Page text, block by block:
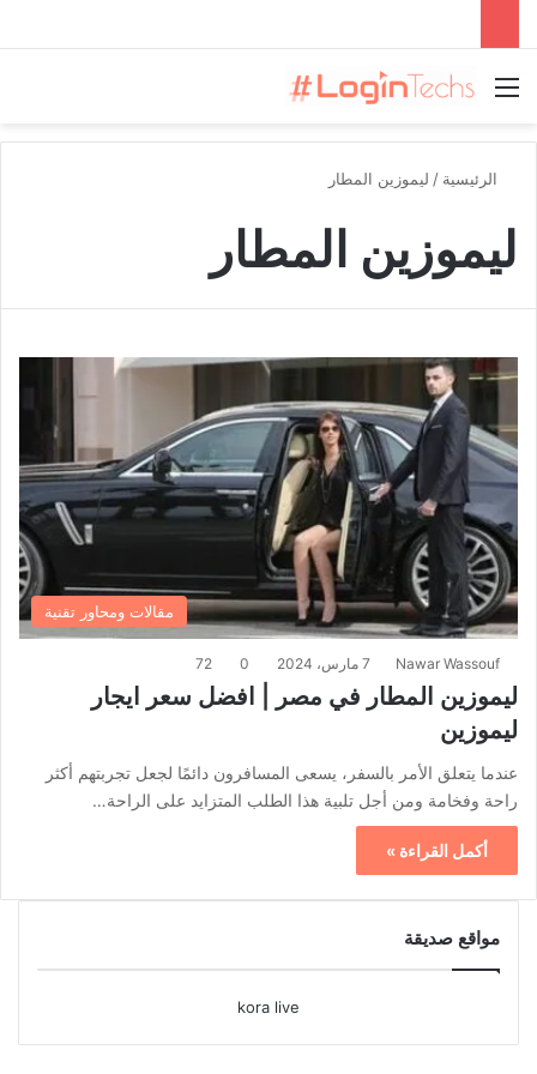
القائمة
الرئيسية / ليموزين المطار
ليموزين المطار
مقالات ومحاور تقنية
Nawar Wassouf 7 مارس، 2024 0
72
ليموزين المطار في مصر | افضل سعر ايجار
ليموزين
عندما يتعلق الأمر بالسفر، يسعى المسافرون دائمًا لجعل تجربتهم أكثر
راحة وفخامة ومن أجل تلبية هذا الطلب المتزايد على الراحة…
أكمل القراءة »
مواقع صديقة
kora live